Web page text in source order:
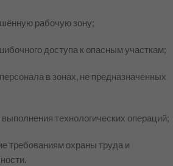
рабочую зону;
доступа к опасным участкам;
в зонах, не предназначенных
технологических операций;
требованиям охраны труда и